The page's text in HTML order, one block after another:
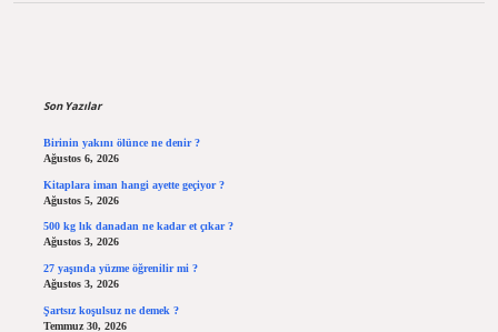
Son Yazılar
Birinin yakını ölünce ne denir ?
Ağustos 6, 2026
Kitaplara iman hangi ayette geçiyor ?
Ağustos 5, 2026
500 kg lık danadan ne kadar et çıkar ?
Ağustos 3, 2026
27 yaşında yüzme öğrenilir mi ?
Ağustos 3, 2026
Şartsız koşulsuz ne demek ?
Temmuz 30, 2026